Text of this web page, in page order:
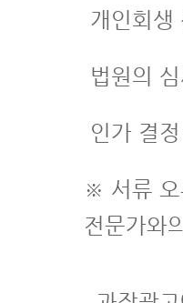
개인회생
법원의
인가 결
※ 서류 오
전문가와